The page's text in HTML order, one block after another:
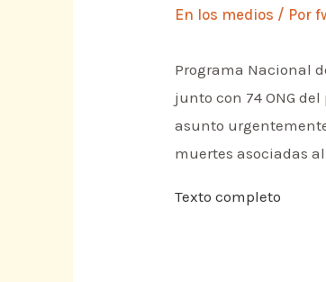
En los medios / Por
Programa Nacional
junto con 74 ONG
asunto
muertes asociadas
Texto completo